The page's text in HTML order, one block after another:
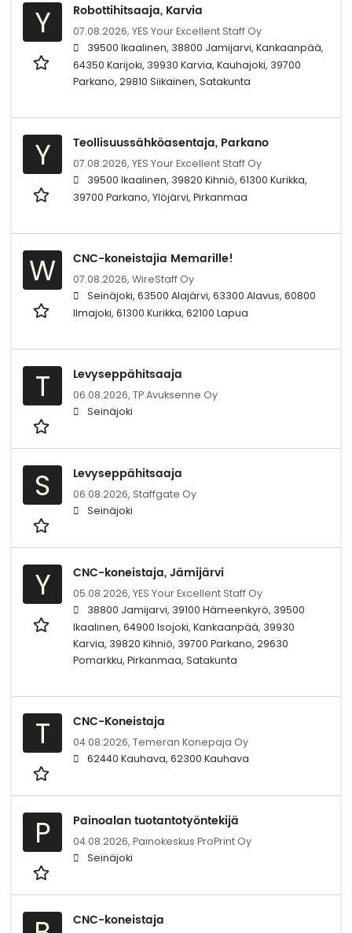
Y Robottihitsaaja, Karvia
07.08.2026, YES Your Excellent Staff Oy
39500 Ikaalinen, 38800 Jamijarvi, Kankaanpää,
64350 Karijoki, 39930 Karvia, Kauhajoki, 39700
Parkano, 29810 Siikainen, Satakunta
Y Teollisuussähköasentaja, Parkano
07.08.2026, YES Your Excellent Staff Oy
39500 Ikaalinen, 39820 Kihniö, 61300 Kurikka,
39700 Parkano, Ylöjärvi, Pirkanmaa
W CNC-koneistajia Memarille!
07.08.2026, WireStaff Oy
Seinäjoki, 63500 Alajärvi, 63300 Alavus, 60800
Ilmajoki, 61300 Kurikka, 62100 Lapua
T Levyseppähitsaaja
06.08.2026, TP Avuksenne Oy
Seinäjoki
S Levyseppähitsaaja
06.08.2026, Staffgate Oy
Seinäjoki
Y CNC-koneistaja, Jämijärvi
05.08.2026, YES Your Excellent Staff Oy
38800 Jamijarvi, 39100 Hämeenkyrö, 39500
Ikaalinen, 64900 Isojoki, Kankaanpää, 39930
Karvia, 39820 Kihniö, 39700 Parkano, 29630
Pomarkku, Pirkanmaa, Satakunta
T CNC-Koneistaja
04.08.2026, Temeran Konepaja Oy
62440 Kauhava, 62300 Kauhava
P Painoalan tuotantotyöntekijä
04.08.2026, Painokeskus ProPrint Oy
Seinäjoki
CNC-koneistaja